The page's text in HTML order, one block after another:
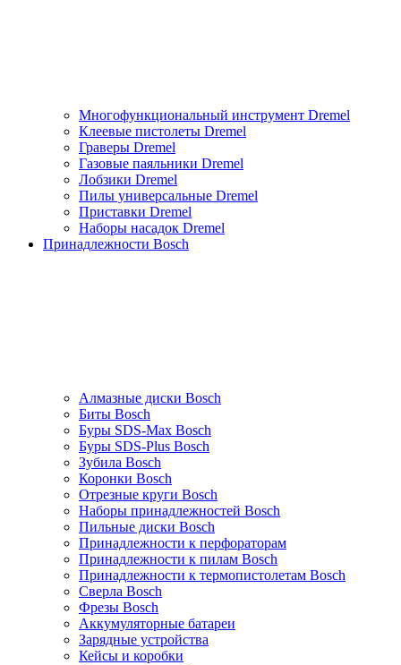
Многофункциональный инструмент Dremel
Клеевые пистолеты Dremel
Граверы Dremel
Газовые паяльники Dremel
Лобзики Dremel
Пилы универсальные Dremel
Приставки Dremel
Наборы насадок Dremel
Принадлежности Bosch
Алмазные диски Bosch
Биты Bosch
Буры SDS-Max Bosch
Буры SDS-Plus Bosch
Зубила Bosch
Коронки Bosch
Отрезные круги Bosch
Наборы принадлежностей Bosch
Пильные диски Bosch
Принадлежности к перфораторам
Принадлежности к пилам Bosch
Принадлежности к термопистолетам Bosch
Сверла Bosch
Фрезы Bosch
Аккумуляторные батареи
Зарядные устройства
Кейсы и коробки